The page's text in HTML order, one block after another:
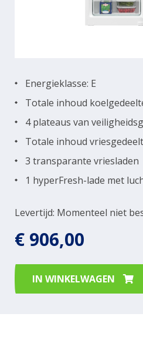
Levertijd: Momenteel niet
Energieklasse: E
Totale inhoud
4 plateaus van
Totale inhoud
3 transparante vriesladen
1 hyperFresh-lade met
€ 906,00
IN WINKELWAGEN